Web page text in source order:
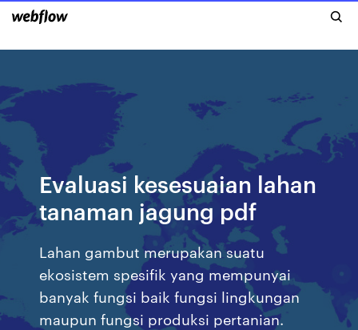
Evaluasi kesesuaian lahan
tanaman jagung pdf
Lahan gambut merupakan suatu
ekosistem spesifik yang mempunyai
banyak fungsi baik fungsi lingkungan
maupun fungsi produksi pertanian.